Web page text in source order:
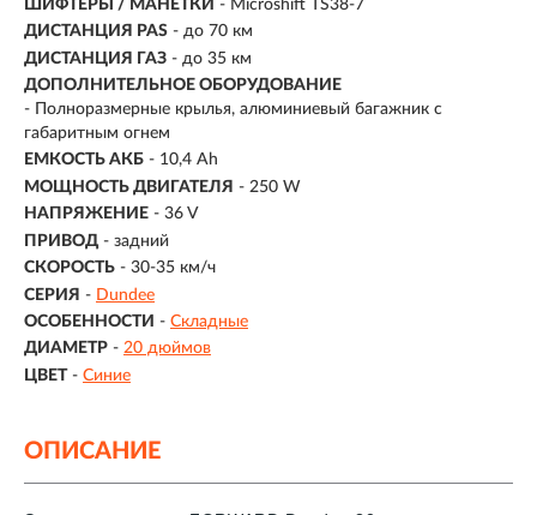
ШИФТЕРЫ / МАНЕТКИ - Microshift TS38-7
ДИСТАНЦИЯ PAS - до 70 км
ДИСТАНЦИЯ ГАЗ - до 35 км
ДОПОЛНИТЕЛЬНОЕ ОБОРУДОВАНИЕ
- Полноразмерные крылья, алюминиевый багажник с
габаритным огнем
ЕМКОСТЬ АКБ - 10,4 Ah
МОЩНОСТЬ ДВИГАТЕЛЯ - 250 W
НАПРЯЖЕНИЕ - 36 V
ПРИВОД - задний
СКОРОСТЬ - 30-35 км/ч
СЕРИЯ - Dundee
ОСОБЕННОСТИ - Складные
ДИАМЕТР - 20 дюймов
ЦВЕТ - Синие
ОПИСАНИЕ